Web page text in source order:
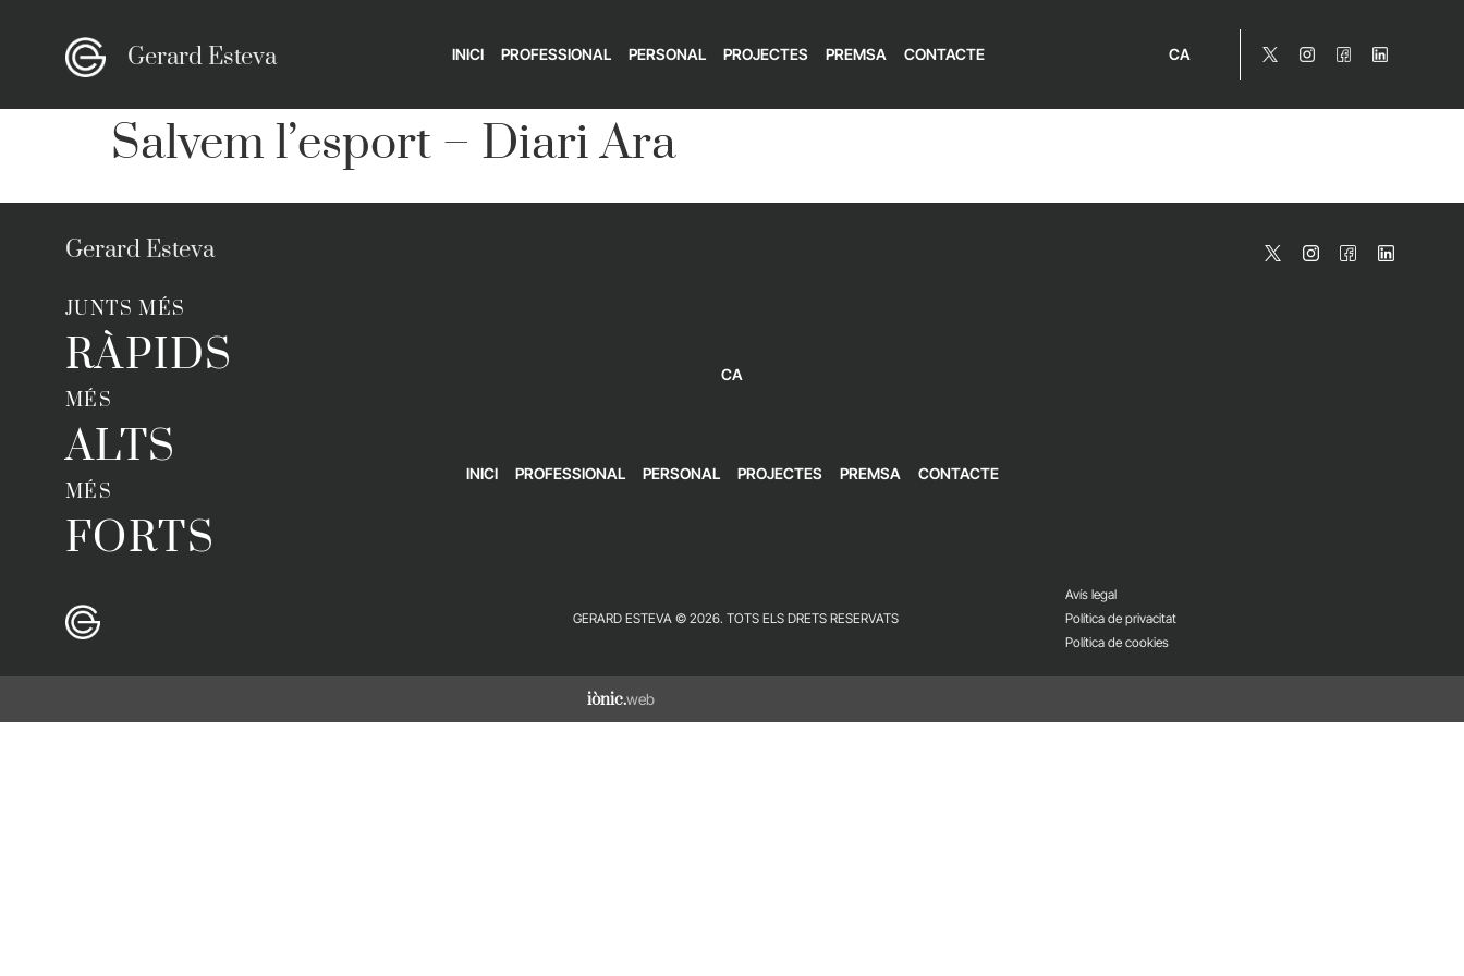
Gerard Esteva INICI PROFESSIONAL PERSONAL PROJECTES PREMSA CONTACTE CA
Salvem l’esport – Diari Ara
Gerard Esteva
JUNTS MÉS
RÀPIDS
MÉS
ALTS
MÉS
FORTS
CA
INICI PROFESSIONAL PERSONAL PROJECTES PREMSA CONTACTE
GERARD ESTEVA © 2026. TOTS ELS DRETS RESERVATS
Avís legal
Política de privacitat
Política de cookies
iònic.web